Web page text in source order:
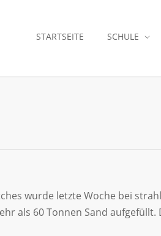
STARTSEITE SCHULE
wurde letzte Woche bei
als 60 Tonnen Sand